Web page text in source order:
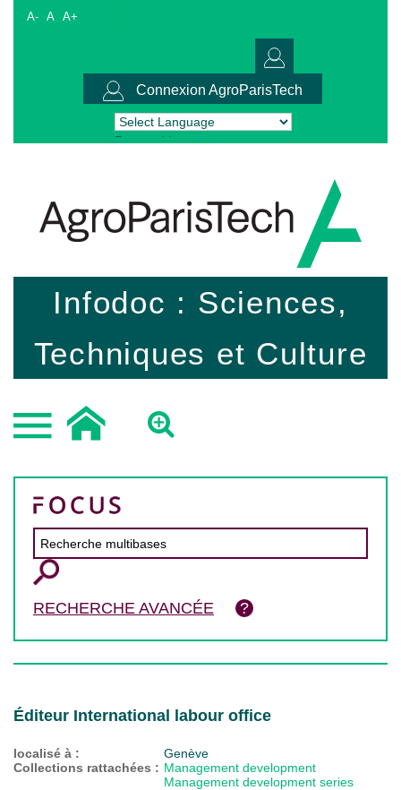
A- A A+
Connexion AgroParisTech
Powered by Translate
Infodoc : Sciences,
Techniques et Culture
RECHERCHE AVANCÉE
Éditeur International labour office
localisé à :
Genève
Collections rattachées : Management development
Management development series